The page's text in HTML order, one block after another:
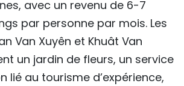
avec un revenu de 6-7
par personne par mois. Les
Van Xuyên et Khuât Van
un jardin de fleurs, un service
lié au tourisme d’expérience,